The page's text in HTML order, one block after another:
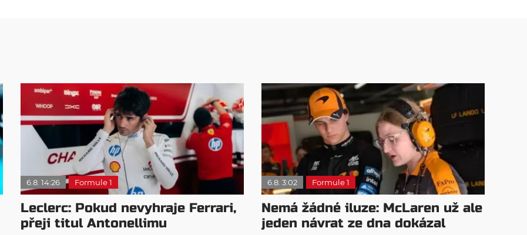
6.8. 14:26 Formule 1
Leclerc: Pokud nevyhraje Ferrari,
přeji titul Antonellimu
6.8. 3:02 Formule 1
Nemá žádné iluze: McLaren už ale
jeden návrat ze dna dokázal